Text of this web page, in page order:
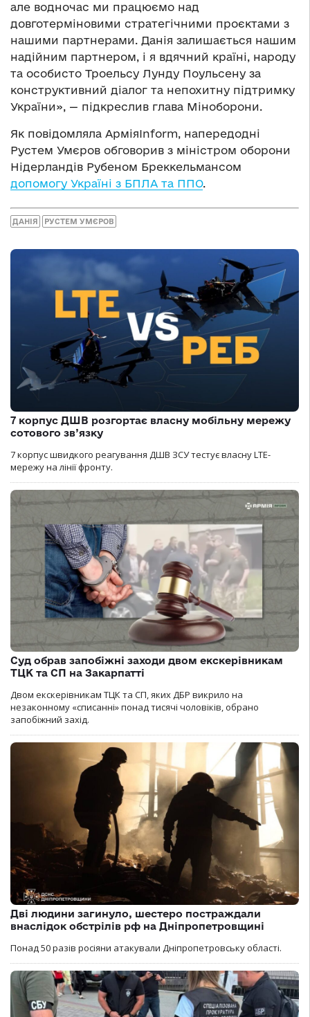
але водночас ми працюємо над
довготерміновими стратегічними проєктами з
нашими партнерами. Данія залишається нашим
надійним партнером, і я вдячний країні, народу
та особисто Троельсу Лунду Поульсену за
конструктивний діалог та непохитну підтримку
України», — підкреслив глава Міноборони.
Як повідомляла АрміяInform, напередодні
Рустем Умєров обговорив з міністром оборони
Нідерландів Рубеном Бреккельмансом
допомогу Україні з БПЛА та ППО.
ДАНІЯ РУСТЕМ УМЄРОВ
7 корпус ДШВ розгортає власну мобільну мережу
сотового зв’язку
7 корпус швидкого реагування ДШВ ЗСУ тестує власну LTE-
мережу на лінії фронту.
Суд обрав запобіжні заходи двом екскерівникам
ТЦК та СП на Закарпатті
Двом екскерівникам ТЦК та СП, яких ДБР викрило на
незаконному «списанні» понад тисячі чоловіків, обрано
запобіжний захід.
Дві людини загинуло, шестеро постраждали
внаслідок обстрілів рф на Дніпропетровщині
Понад 50 разів росіяни атакували Дніпропетровську області.